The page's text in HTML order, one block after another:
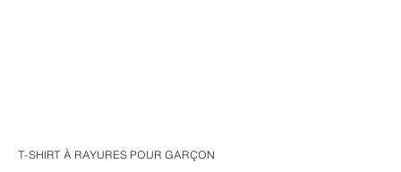
T-SHIRT À RAYURES POUR GARÇON